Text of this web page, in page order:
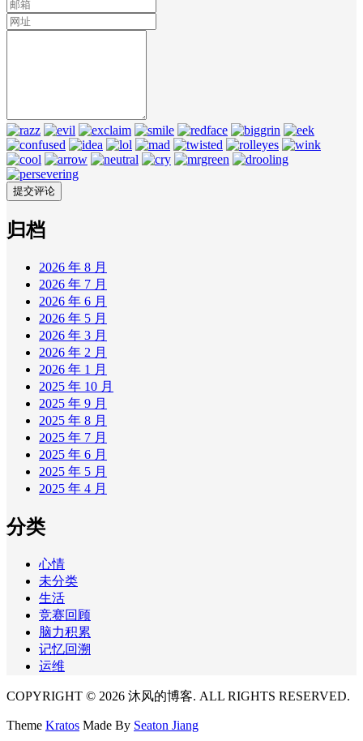
归档
2026 年 8 月
2026 年 7 月
2026 年 6 月
2026 年 5 月
2026 年 3 月
2026 年 2 月
2026 年 1 月
2025 年 10 月
2025 年 9 月
2025 年 8 月
2025 年 7 月
2025 年 6 月
2025 年 5 月
2025 年 4 月
分类
心情
未分类
生活
竞赛回顾
脑力积累
记忆回溯
运维
COPYRIGHT © 2026 沐风的博客. ALL RIGHTS RESERVED.
Theme Kratos Made By Seaton Jiang